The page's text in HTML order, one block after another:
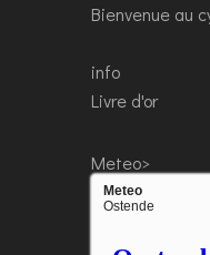
Bienvenue au
info
Livre d'or
Meteo>
Meteo
Ostende